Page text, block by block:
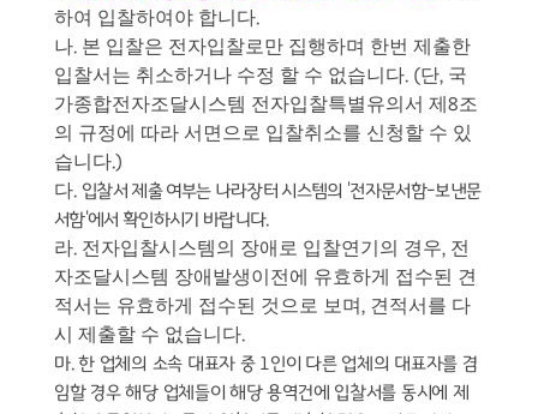
하여 입찰하여야 합니다.
나. 본 입찰은 전자입찰로만 집행하며 한번 제출한
입찰서는 취소하거나 수정 할 수 없습니다. (단, 국
가종합전자조달시스템 전자입찰특별유의서 제 8조
의 규정에 따라 서면으로 입찰취소를 신청할 수 있
습니다.)
다. 입찰서 제출 여부는 나라장터 시스템의 '전자문서함-보낸문
서함'에서 확인하시기 바랍니다.
라. 전자입찰시스템의 장애로 입찰연기의 경우, 전
자조달시스템 장애발생이전에 유효하게 접수된 견
적서는 유효하게 접수된 것으로 보며 , 견적서를 다
시 제출할 수 없습니다.
마.한 업체의 소속 대표자 중 1 인이 다른 업체의 대표자를 겸
임할 경우 해당 업체들이 해당 용역건에 입찰서를 동시에 제